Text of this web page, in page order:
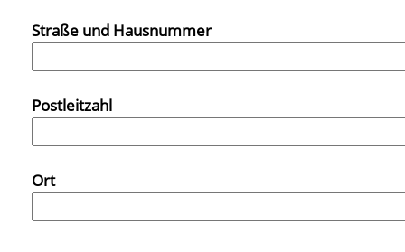
Straße und Hausnummer
Postleitzahl
Ort